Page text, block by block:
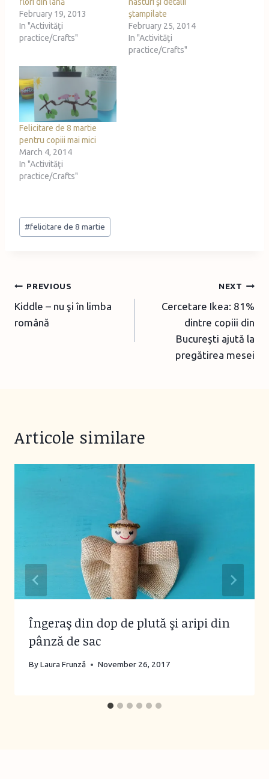
February 19, 2013
In "Activităţi
practice/Crafts"
ştampilate
February 25, 2014
In "Activităţi
practice/Crafts"
Felicitare de 8 martie
pentru copiii mai mici
March 4, 2014
In "Activităţi
practice/Crafts"
Post
Tags:
#felicitare de 8 martie
Post
navigation
PREVIOUS
Kiddle – nu şi în limba
română
NEXT
Cercetare Ikea: 81%
dintre copiii din
Bucureşti ajută la
pregătirea mesei
Articole similare
Îngeraş din dop de plută şi aripi din
pânză de sac
ByLaura Frunză November 26, 2017